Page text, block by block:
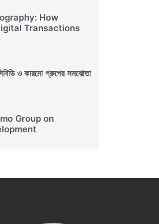
How
Transactions
ও কারমো গ্রুপের সমঝোতা
Group on